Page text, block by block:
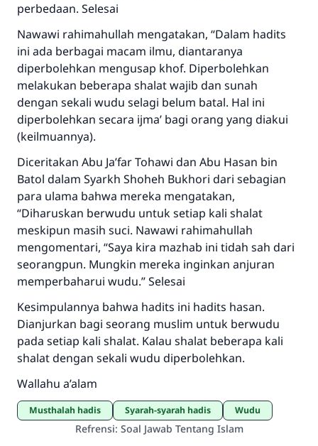
perbedaan. Selesai
Nawawi rahimahullah mengatakan, “Dalam hadits
ini ada berbagai macam ilmu, diantaranya
diperbolehkan mengusap khof. Diperbolehkan
melakukan beberapa shalat wajib dan sunah
dengan sekali wudu selagi belum batal. Hal ini
diperbolehkan secara ijma’ bagi orang yang diakui
(keilmuannya).
Diceritakan Abu Ja’far Tohawi dan Abu Hasan bin
Batol dalam Syarkh Shoheh Bukhori dari sebagian
para ulama bahwa mereka mengatakan,
“Diharuskan berwudu untuk setiap kali shalat
meskipun masih suci. Nawawi rahimahullah
mengomentari, “Saya kira mazhab ini tidah sah dari
seorangpun. Mungkin mereka inginkan anjuran
memperbaharui wudu.” Selesai
Kesimpulannya bahwa hadits ini hadits hasan.
Dianjurkan bagi seorang muslim untuk berwudu
pada setiap kali shalat. Kalau shalat beberapa kali
shalat dengan sekali wudu diperbolehkan.
Wallahu a’alam
musthalah hadis Syarah-syarah hadis Wudu
Refrensi: Soal Jawab Tentang Islam